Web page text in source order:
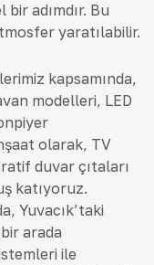
adımdır. Bu
yaratılabilir.
kapsamında,
modelleri, LED
olarak, TV
duvar çıtaları
katıyoruz.
Yuvacık’taki
arada
ile